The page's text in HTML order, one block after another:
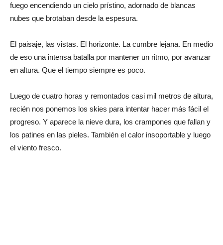
fuego encendiendo un cielo prístino, adornado de blancas
nubes que brotaban desde la espesura.
El paisaje, las vistas. El horizonte. La cumbre lejana. En medio
de eso una intensa batalla por mantener un ritmo, por avanzar
en altura. Que el tiempo siempre es poco.
Luego de cuatro horas y remontados casi mil metros de altura,
recién nos ponemos los skies para intentar hacer más fácil el
progreso. Y aparece la nieve dura, los crampones que fallan y
los patines en las pieles. También el calor insoportable y luego
el viento fresco.